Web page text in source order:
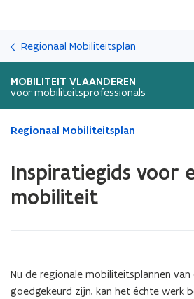
Regionaal Mobiliteitsplan
MOBILITEIT VLAANDEREN
voor mobiliteitsprofessionals
Gedaan
zich
betere
mobiliteit
Regionaal Mobiliteitsplan
Inspiratiegids voor
mobiliteit
Nu de regionale mobiliteitsplannen van
goedgekeurd zijn, kan het échte werk